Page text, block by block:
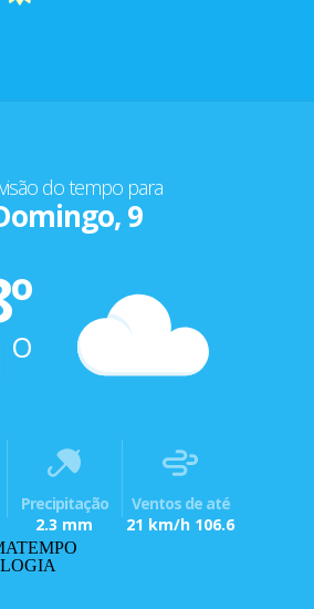
do tempo para
9
Precipitação
2.3 mm
Ventos de até
21 km/h 106.6